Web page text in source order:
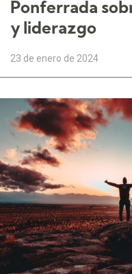
Ponferrada
y liderazgo
23 de enero de 2024